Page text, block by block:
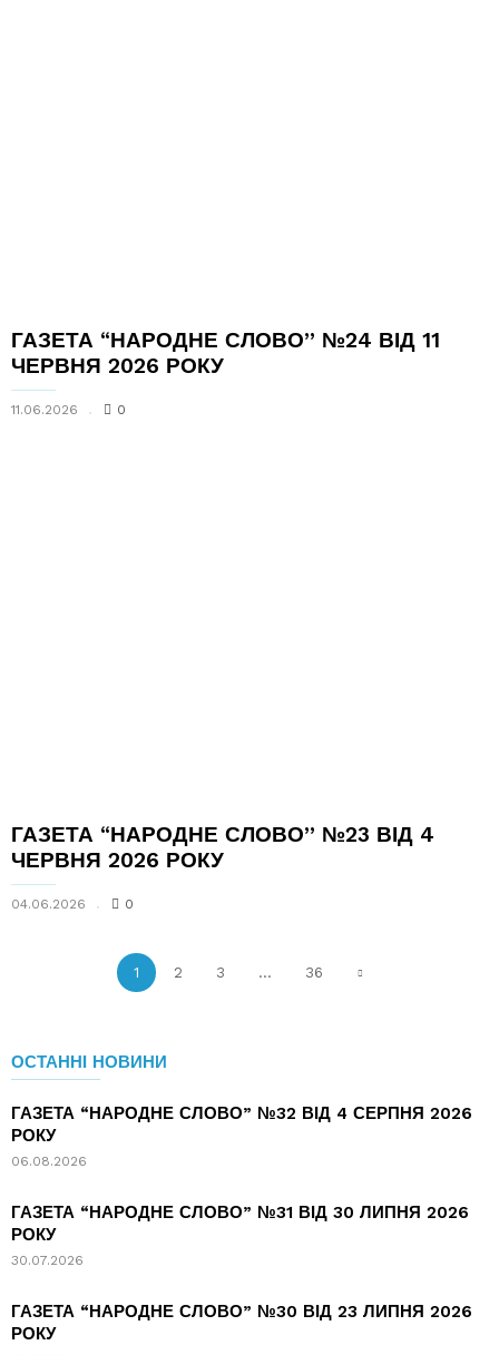
ГАЗЕТА “НАРОДНЕ СЛОВО” №24 ВІД 11
ЧЕРВНЯ 2026 РОКУ
11.06.2026 0
ГАЗЕТА “НАРОДНЕ СЛОВО” №23 ВІД 4
ЧЕРВНЯ 2026 РОКУ
04.06.2026 0
1 2 3 ... 36
ОСТАННІ НОВИНИ
ГАЗЕТА “НАРОДНЕ СЛОВО” №32 ВІД 4 СЕРПНЯ 2026
РОКУ
06.08.2026
ГАЗЕТА “НАРОДНЕ СЛОВО” №31 ВІД 30 ЛИПНЯ 2026
РОКУ
30.07.2026
ГАЗЕТА “НАРОДНЕ СЛОВО” №30 ВІД 23 ЛИПНЯ 2026
РОКУ